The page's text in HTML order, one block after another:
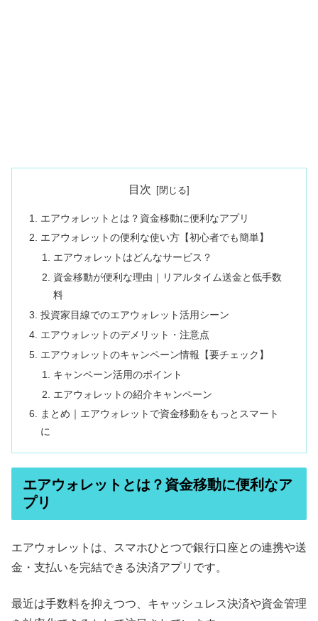
目次
エアウォレットとは？資金移動に便利なアプリ
エアウォレットの便利な使い方【初心者でも簡単】
エアウォレットはどんなサービス？
資金移動が便利な理由｜リアルタイム送金と低手数
料
投資家目線でのエアウォレット活用シーン
エアウォレットのデメリット・注意点
エアウォレットのキャンペーン情報【要チェック】
キャンペーン活用のポイント
エアウォレットの紹介キャンペーン
まとめ｜エアウォレットで資金移動をもっとスマート
に
エアウォレットとは？資金移動に便利なア
プリ
エアウォレットは、スマホひとつで銀行口座との連携や送
金・支払いを完結できる決済アプリです。
最近は手数料を抑えつつ、キャッシュレス決済や資金管理